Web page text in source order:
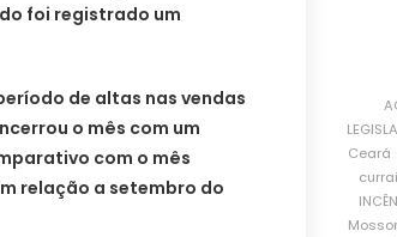
foi registrado um
de altas nas vendas
o mês com um
com o mês
relação a setembro do
Ceará